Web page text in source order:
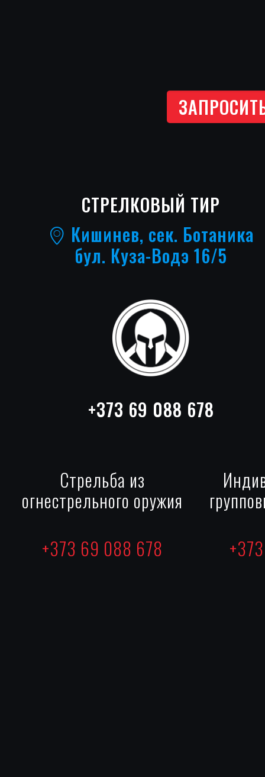
СТРЕЛКОВЫЙ ТИР
Кишинев, сек. Ботаника
бул. Куза-Водэ 16/5
+373 69 088 678
Стрельба из
огнестрельного оружия
+373 69 088 678